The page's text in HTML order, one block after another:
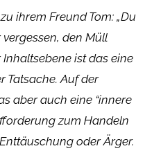
ihrem Freund Tom: „Du
den Müll
ist das eine
Tatsache. Auf der
aber auch eine “innere
zum Handeln
oder Ärger.